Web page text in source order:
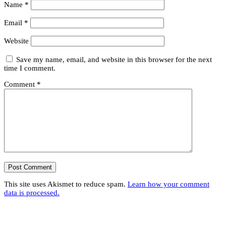
Name *
Email *
Website
Save my name, email, and website in this browser for the next
time I comment.
Comment *
This site uses Akismet to reduce spam. Learn how your comment
data is processed.